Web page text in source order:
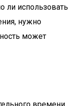
использовать
нужно
может